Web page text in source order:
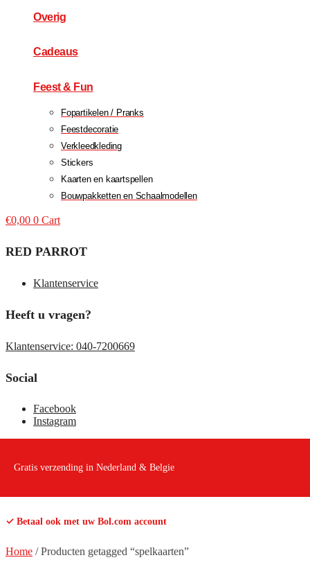
Overig
Cadeaus
Feest & Fun
Fopartikelen / Pranks
Feestdecoratie
Verkleedkleding
Stickers
Kaarten en kaartspellen
Bouwpakketten en Schaalmodellen
€0,00 0 Cart
RED PARROT
Klantenservice
Heeft u vragen?
Klantenservice: 040-7200669
Social
Facebook
Instagram
Gratis verzending in Nederland & Belgie
✓ Betaal ook met uw Bol.com account
Home /Producten getagged “spelkaarten”